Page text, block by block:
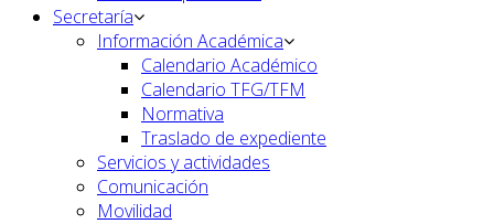
Secretaría
Información Académica
Calendario Académico
Calendario TFG/TFM
Normativa
Traslado de expediente
Servicios y actividades
Comunicación
Movilidad